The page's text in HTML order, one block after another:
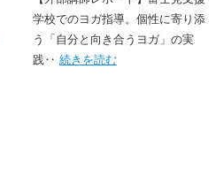
実践
学校でのヨガ指導。個性に寄り添
う「自分と向き合うヨガ」の実
践‥続きを読む